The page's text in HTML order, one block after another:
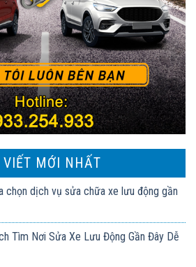
VIẾT MỚI NHẤT
chọn dịch vụ sửa chữa xe lưu động gần
Tìm Nơi Sửa Xe Lưu Động Gần Đây Dễ